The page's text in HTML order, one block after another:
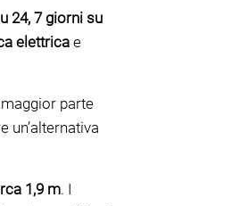
24, 7 giorni su
elettricae
parte
un’alternativa
1,9 m. I